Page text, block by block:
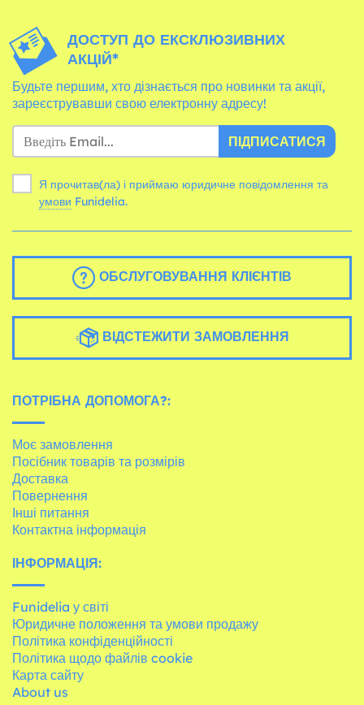
ДОСТУП ДО ЕКСКЛЮЗИВНИХ
АКЦІЙ*
Будьте першим, хто дізнається про новинки та акції,
зареєструвавши свою електронну адресу!
ПІДПИСАТИСЯ
Я прочитав(ла) і приймаю юридичне повідомлення та
умови Funidelia.
ОБСЛУГОВУВАННЯ КЛІЄНТІВ
ВІДСТЕЖИТИ ЗАМОВЛЕННЯ
ПОТРІБНА ДОПОМОГА?:
Моє замовлення
Посібник товарів та розмірів
Доставка
Повернення
Інші питання
Контактна інформація
ІНФОРМАЦІЯ:
Funidelia у світі
Юридичне положення та умови продажу
Політика конфіденційності
Політика щодо файлів cookie
Карта сайту
About us